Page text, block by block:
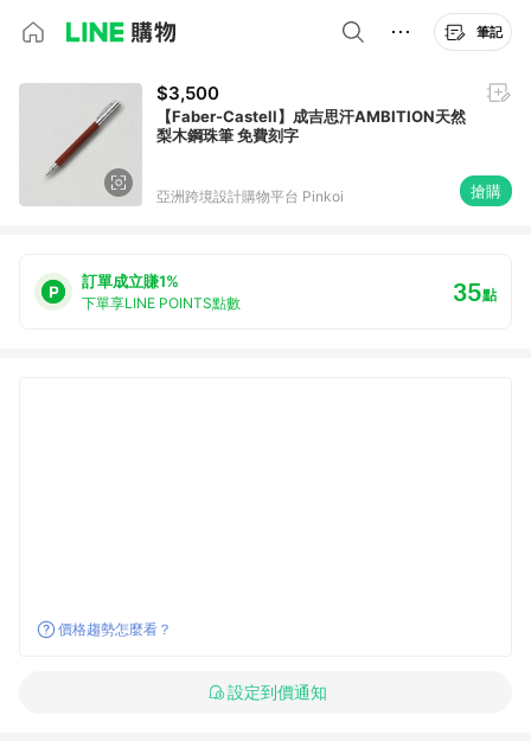
筆記
$3,500
【Faber-Castell】成吉思汗AMBITION天然
梨木鋼珠筆 免費刻字
亞洲跨境設計購物平台 Pinkoi 搶購
訂單成立賺1%
下單享LINE POINTS點數 35點
價格趨勢怎麼看？
設定到價通知